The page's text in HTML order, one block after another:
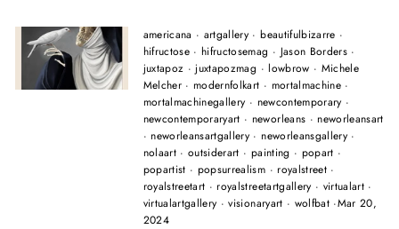
americana · artgallery ·beautifulbizarre ·
hifructose · hifructosemag · Jason Borders·
juxtapoz ·juxtapozmag · lowbrow · Michele
Melcher · modernfolkart · mortalmachine·
mortalmachinegallery · newcontemporary ·
newcontemporaryart · neworleans · neworleansart
· neworleansartgallery · neworleansgallery·
nolaart ·outsiderart · painting · popart ·
popartist · popsurrealism · royalstreet·
royalstreetart · royalstreetartgallery · virtualart ·
virtualartgallery ·visionaryart · wolfbat·Mar 20,
2024